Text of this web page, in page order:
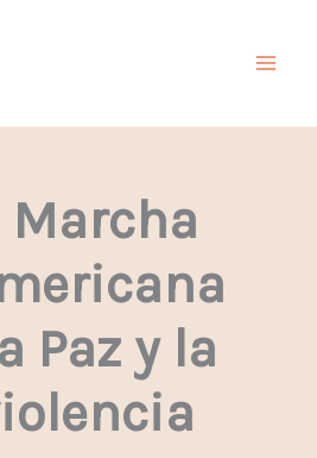
Marcha
Paz y la